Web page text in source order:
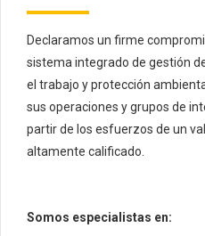
Declaramos un firme
sistema integrado de gestión
el trabajo y protección
sus operaciones y grupos de
partir de los esfuerzos de un
altamente calificado.
Somos especialistas en: